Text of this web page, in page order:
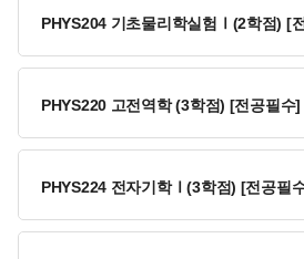
PHYS204 기초물리학실험Ⅰ(2학점) [
PHYS220 고전역학 (3학점) [전공필수]
PHYS224 전자기학Ⅰ(3학점) [전공필